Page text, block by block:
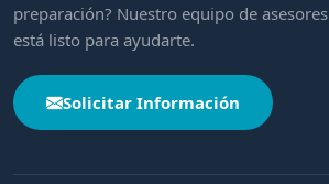
preparación? Nuestro equipo de asesores
está listo para ayudarte.
Solicitar Información